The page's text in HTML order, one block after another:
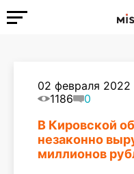
02 февраля 2022
1186
0
В Кировской
незаконно
миллионов